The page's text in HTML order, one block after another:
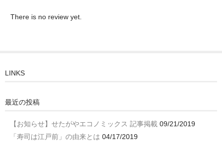
There is no review yet.
LINKS
最近の投稿
【お知らせ】せたがやエコノミックス 記事掲載 09/21/2019
「寿司は江戸前」の由来とは 04/17/2019